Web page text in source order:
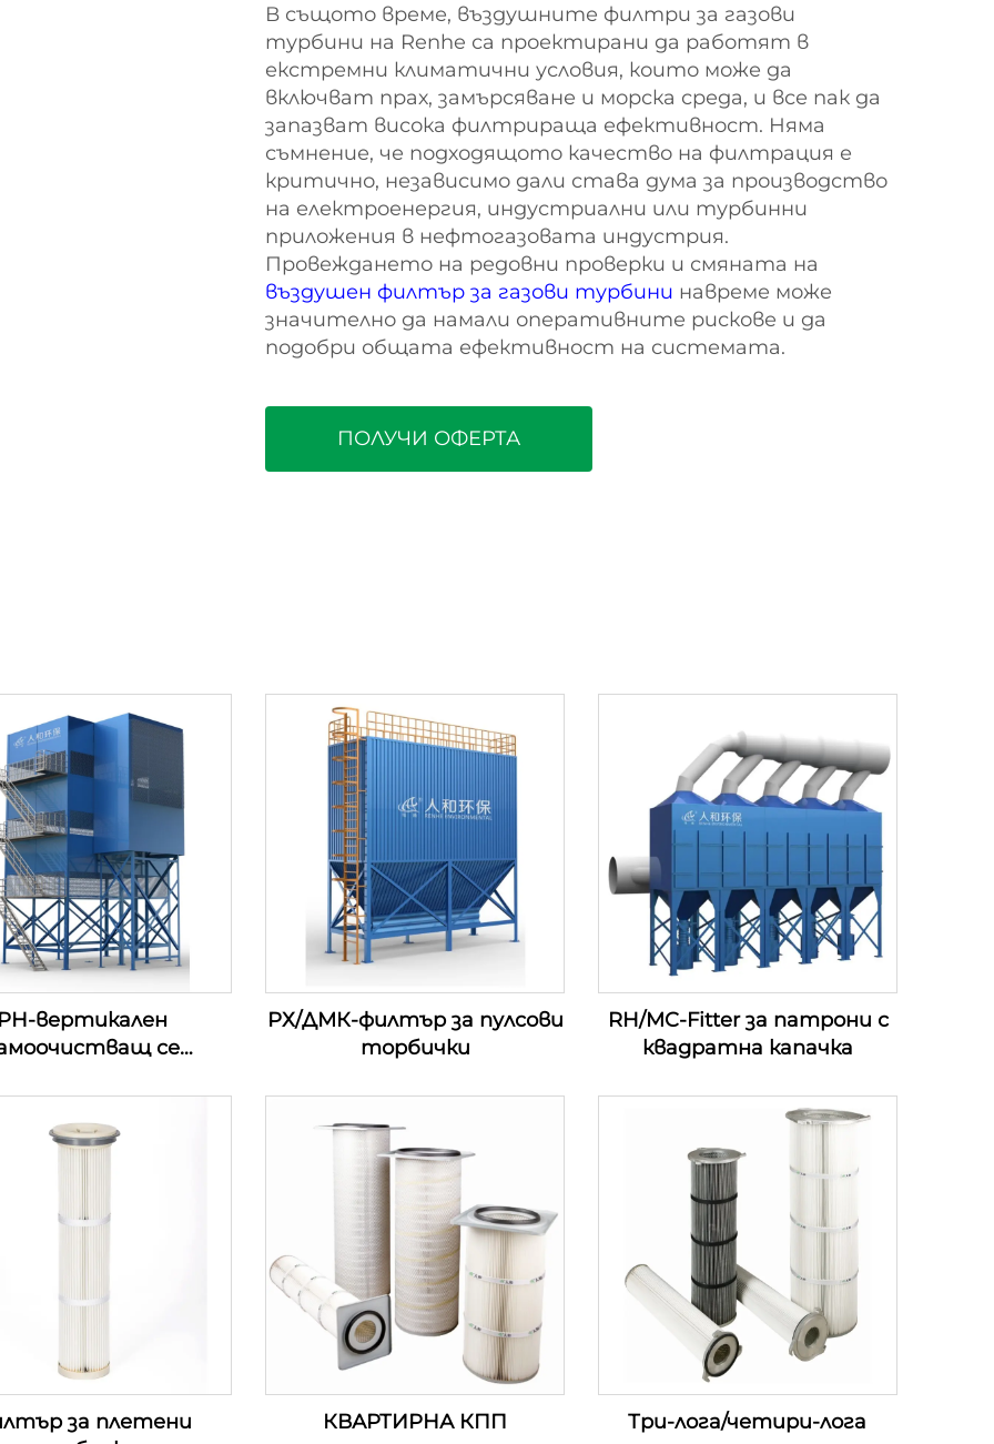
В същото време, въздушните филтри за газови
турбини на Renhe са проектирани да работят в
екстремни климатични условия, които може да
включват прах, замърсяване и морска среда, и все пак да
запазват висока филтрираща ефективност. Няма
съмнение, че подходящото качество на филтрация е
критично, независимо дали става дума за производство
на електроенергия, индустриални или турбинни
приложения в нефтогазовата индустрия.
Провеждането на редовни проверки и смяната на
въздушен филтър за газови турбини навреме може
значително да намали оперативните рискове и да
подобри общата ефективност на системата.
ПОЛУЧИ ОФЕРТА
вертикален
се
филтър
РХ/ДМК-филтър за пулсови
торбички
RH/MC-Fitter за патрони с
квадратна капачка
за плетени
КВАРТИРНА КПП Три-лога/четири-лога